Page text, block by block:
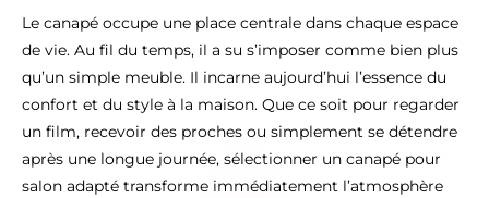
Le canapé occupe une place centrale dans chaque espace
de vie. Au fil du temps, il a su s’imposer comme bien plus
qu’un simple meuble. Il incarne aujourd’hui l’essence du
confort et du style à la maison. Que ce soit pour regarder
un film, recevoir des proches ou simplement se détendre
après une longue journée, sélectionner un canapé pour
salon adapté transforme immédiatement l’atmosphère